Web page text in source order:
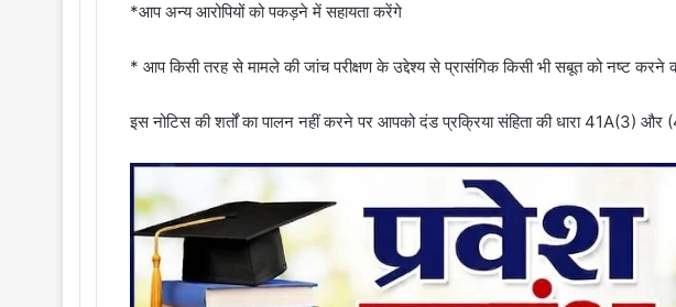
*आप अन्य आरोपियों को पकड़ने में सहायता करेंगे
* आप किसी तरह से मामले की जांच परीक्षण के उद्देश्य से प्रासंगिक किसी भी सबूत को नष्ट करने
इस नोटिस की शर्तों का पालन नहीं करने पर आपको दंड प्रक्रिया संहिता की धारा 41A(3) और